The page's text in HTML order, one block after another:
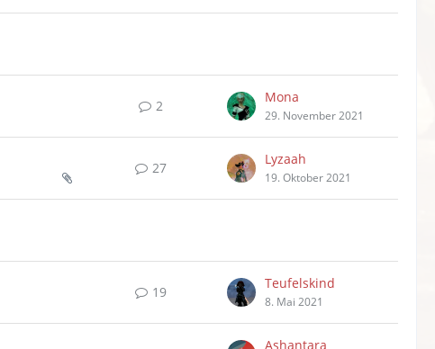
2
Mona
29. November 2021
27
Lyzaah
19. Oktober 2021
19
Teufelskind
8. Mai 2021
Ashantara